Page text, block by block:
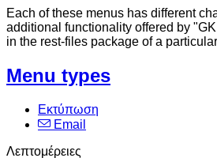
Each of these menus has different
additional functionality offered by
in the rest-files package of a
Menu types
Εκτύπωση
Email
Λεπτομέρειες